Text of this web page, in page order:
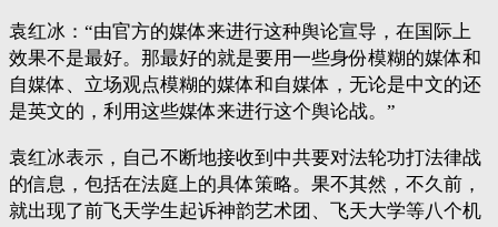
袁红冰：“由官方的媒体来进行这种舆论宣导，在国际上
效果不是最好。那最好的就是要用一些身份模糊的媒体和
自媒体、立场观点模糊的媒体和自媒体，无论是中文的还
是英文的，利用这些媒体来进行这个舆论战。”
袁红冰表示，自己不断地接收到中共要对法轮功打法律战
的信息，包括在法庭上的具体策略。果不其然，不久前，
就出现了前飞天学生起诉神韵艺术团、飞天大学等八个机